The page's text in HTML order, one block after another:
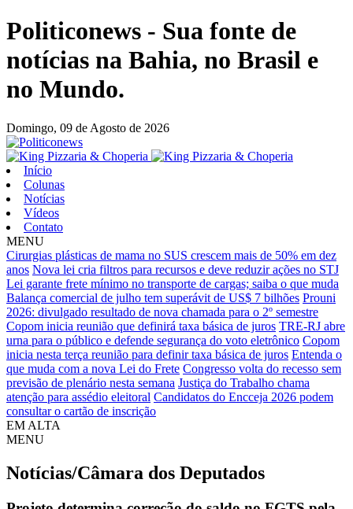
Politiconews - Sua fonte de
notícias na Bahia, no Brasil e
no Mundo.
Domingo, 09 de Agosto de 2026
Início
Colunas
Notícias
Vídeos
Contato
MENU
Cirurgias plásticas de mama no SUS crescem mais de 50% em dez
anos Nova lei cria filtros para recursos e deve reduzir ações no STJ
Lei garante frete mínimo no transporte de cargas; saiba o que muda
Balança comercial de julho tem superávit de US$ 7 bilhões Prouni
2026: divulgado resultado de nova chamada para o 2º semestre
Copom inicia reunião que definirá taxa básica de juros TRE-RJ abre
urna para o público e defende segurança do voto eletrônico Copom
inicia nesta terça reunião para definir taxa básica de juros Entenda o
que muda com a nova Lei do Frete Congresso volta do recesso sem
previsão de plenário nesta semana Justiça do Trabalho chama
atenção para assédio eleitoral Candidatos do Encceja 2026 podem
consultar o cartão de inscrição
EM ALTA
MENU
Notícias/Câmara dos Deputados